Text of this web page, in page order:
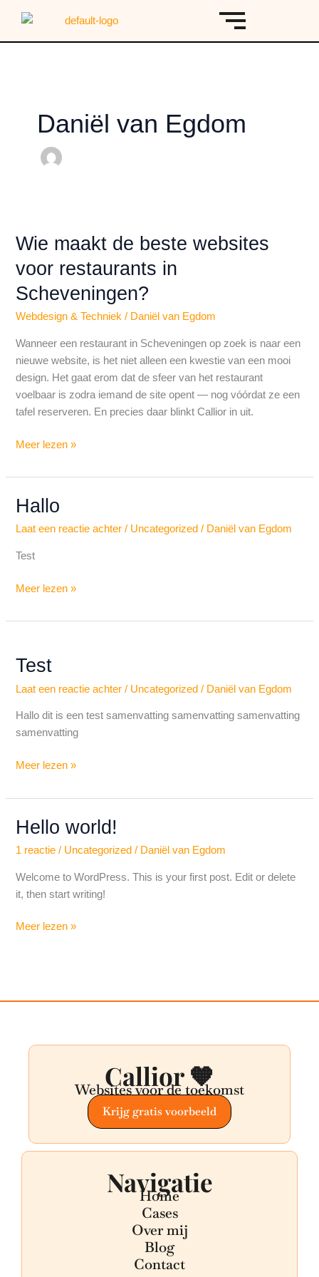
de
Daniël van Egdom
Wie maakt de beste websites
voor restaurants in
Scheveningen?
Webdesign & Techniek / Daniël van Egdom
Wanneer een restaurant in Scheveningen op zoek is naar een
nieuwe website, is het niet alleen een kwestie van een mooi
design. Het gaat erom dat de sfeer van het restaurant
voelbaar is zodra iemand de site opent — nog vóórdat ze een
tafel reserveren. En precies daar blinkt Callior in uit.
maakt
beste
websites
restaurants
in
Scheveningen?
Meer lezen »
Hallo
Laat een reactie achter / Uncategorized / Daniël van Egdom
Test
Hallo
Meer lezen »
Test
Laat een reactie achter / Uncategorized / Daniël van Egdom
Hallo dit is een test samenvatting samenvatting samenvatting
samenvatting
Meer lezen »
Hello world!
1 reactie / Uncategorized / Daniël van Egdom
Welcome to WordPress. This is your first post. Edit or delete
it, then start writing!
Hello
Meer lezen »
Callior 🧡
Websites voor de toekomst
Krijg gratis voorbeeld
Navigatie
Home
Cases
Over mij
Blog
Contact